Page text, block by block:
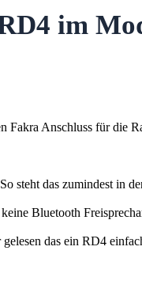
im
Fakra Anschluss für die
steht das zumindest in
Bluetooth
das ein RD4